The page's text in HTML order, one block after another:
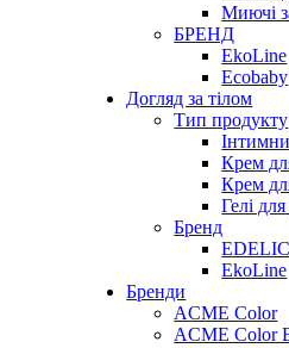
Миючі
БРЕНД
EkoLine
Ecobaby
Догляд за тілом
Тип продукту
Крем
Крем
Гелі
Бренд
EkoLine
Бренди
ACME Color
ACME Color